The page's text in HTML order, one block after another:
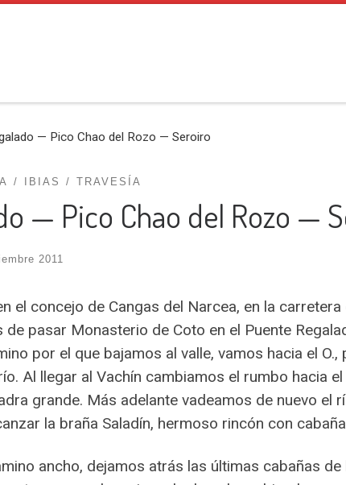
— Pico Chao del Rozo — Seroiro
IBIAS TRAVESÍA
— Pico Chao del Rozo —
2011
el concejo de Cangas del Narcea, en la
pasar Monasterio de Coto en el Puente
por el que bajamos al valle, vamos hacia el
Al llegar al Vachín cambiamos el rumbo hacia
grande. Más adelante vadeamos de nuevo
la braña Saladín, hermoso rincón con
ancho, dejamos atrás las últimas cabañas